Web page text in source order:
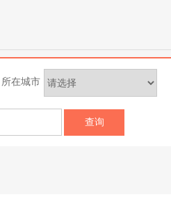
所在城市